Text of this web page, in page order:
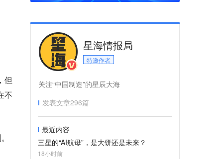
但
不
星海情报局
特邀作者
关注“中国制造”的星辰大海
发表文章296篇
最近内容
三星的“AI航母”，是大饼还是未来？
18小时前